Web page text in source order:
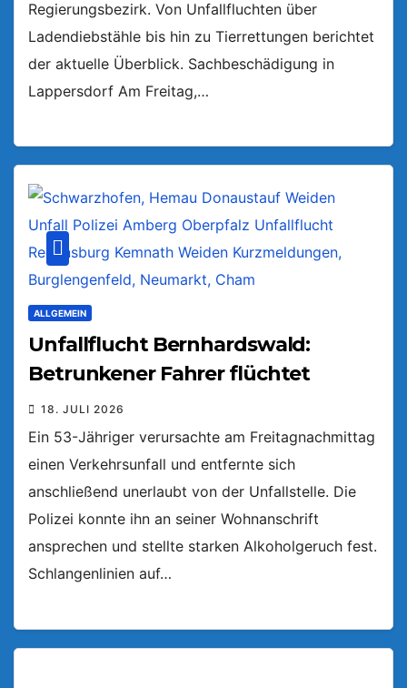
Regierungsbezirk. Von Unfallfluchten über
Ladendiebstähle bis hin zu Tierrettungen berichtet
der aktuelle Überblick. Sachbeschädigung in
Lappersdorf Am Freitag,…
ALLGEMEIN
Unfallflucht Bernhardswald:
Betrunkener Fahrer flüchtet
18. JULI 2026
Ein 53-Jähriger verursachte am Freitagnachmittag
einen Verkehrsunfall und entfernte sich
anschließend unerlaubt von der Unfallstelle. Die
Polizei konnte ihn an seiner Wohnanschrift
ansprechen und stellte starken Alkoholgeruch fest.
Schlangenlinien auf…